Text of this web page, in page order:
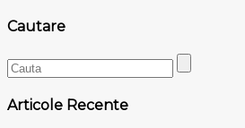
Cautare
Articole Recente